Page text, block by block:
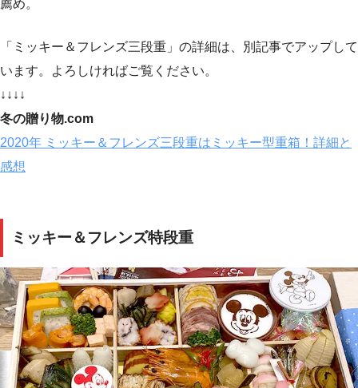
薦め。
「ミッキー＆フレンズ三段重」の詳細は、別記事でアップして
います。よろしければご覧ください。
↓↓↓↓
冬の贈り物.com
2020年 ミッキー＆フレンズ三段重はミッキー型重箱！詳細と
感想
ミッキー＆フレンズ特段重